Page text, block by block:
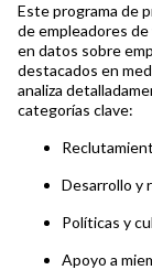
Este programa de
de empleadores
en datos sobre
destacados en
analiza
categorías clave:
Desarrollo y
Políticas y
Apoyo a